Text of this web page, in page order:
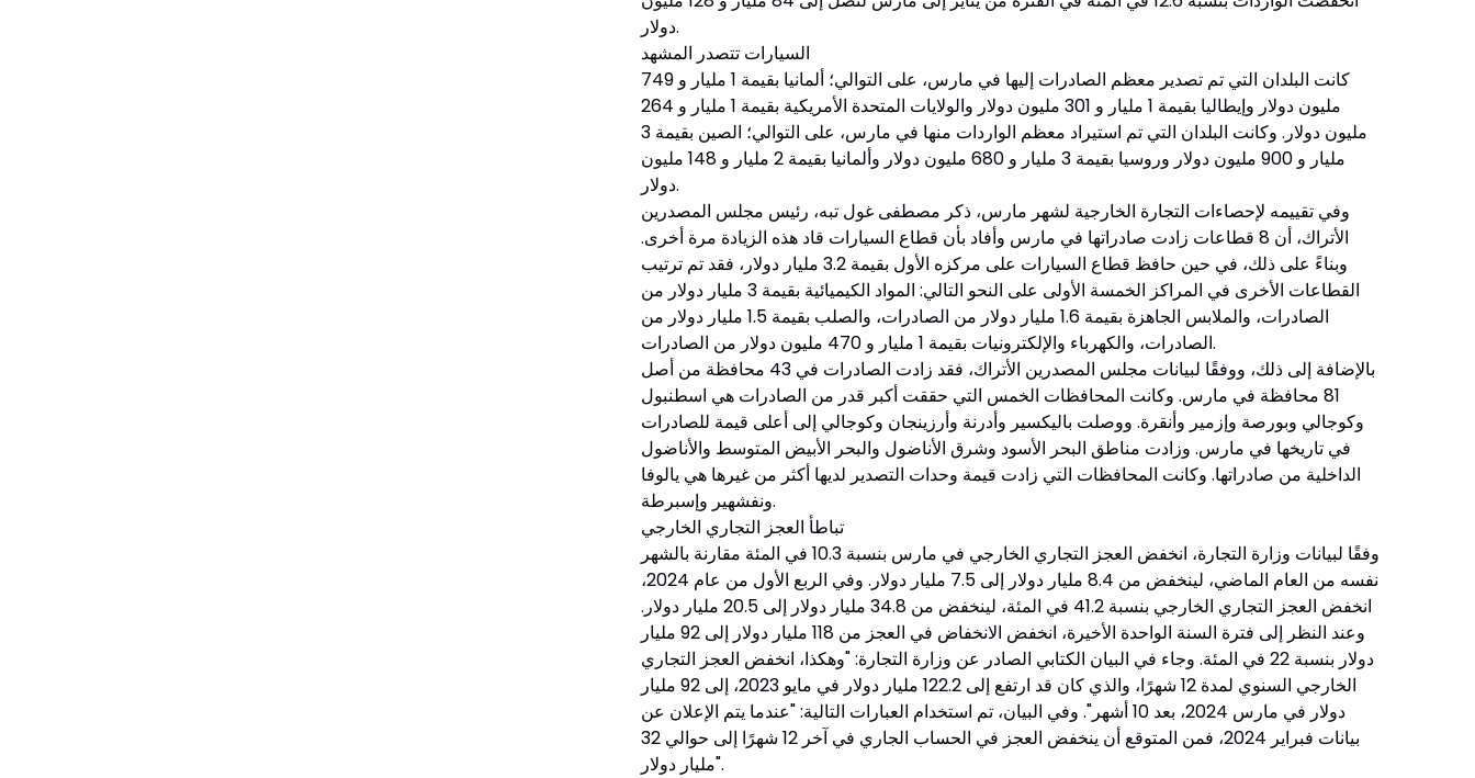
دولار.
السيارات تتصدر المشهد
كانت البلدان التي تم تصدير معظم الصادرات إليها في مارس، على التوالي؛ ألمانيا بقيمة 1 مليار و 749
مليون دولار وإيطاليا بقيمة 1 مليار و 301 مليون دولار والولايات المتحدة الأمريكية بقيمة 1 مليار و 264
مليون دولار. وكانت البلدان التي تم استيراد معظم الواردات منها في مارس، على التوالي؛ الصين بقيمة 3
مليار و 900 مليون دولار وروسيا بقيمة 3 مليار و 680 مليون دولار وألمانيا بقيمة 2 مليار و 148 مليون
دولار.
وفي تقييمه لإحصاءات التجارة الخارجية لشهر مارس، ذكر مصطفى غول تبه، رئيس مجلس المصدرين
الأتراك، أن 8 قطاعات زادت صادراتها في مارس وأفاد بأن قطاع السيارات قاد هذه الزيادة مرة أخرى.
وبناءً على ذلك، في حين حافظ قطاع السيارات على مركزه الأول بقيمة 3.2 مليار دولار، فقد تم ترتيب
القطاعات الأخرى في المراكز الخمسة الأولى على النحو التالي: المواد الكيميائية بقيمة 3 مليار دولار من
الصادرات، والملابس الجاهزة بقيمة 1.6 مليار دولار من الصادرات، والصلب بقيمة 1.5 مليار دولار من
الصادرات، والكهرباء والإلكترونيات بقيمة 1 مليار و 470 مليون دولار من الصادرات.
بالإضافة إلى ذلك، ووفقًا لبيانات مجلس المصدرين الأتراك، فقد زادت الصادرات في 43 محافظة من أصل
81 محافظة في مارس. وكانت المحافظات الخمس التي حققت أكبر قدر من الصادرات هي اسطنبول
وكوجالي وبورصة وإزمير وأنقرة. ووصلت باليكسير وأدرنة وأرزينجان وكوجالي إلى أعلى قيمة للصادرات
في تاريخها في مارس. وزادت مناطق البحر الأسود وشرق الأناضول والبحر الأبيض المتوسط والأناضول
الداخلية من صادراتها. وكانت المحافظات التي زادت قيمة وحدات التصدير لديها أكثر من غيرها هي يالوفا
ونفشهير وإسبرطة.
تباطأ العجز التجاري الخارجي
وفقًا لبيانات وزارة التجارة، انخفض العجز التجاري الخارجي في مارس بنسبة 10.3 في المئة مقارنة بالشهر
نفسه من العام الماضي، لينخفض من 8.4 مليار دولار إلى 7.5 مليار دولار. وفي الربع الأول من عام 2024،
انخفض العجز التجاري الخارجي بنسبة 41.2 في المئة، لينخفض من 34.8 مليار دولار إلى 20.5 مليار دولار.
وعند النظر إلى فترة السنة الواحدة الأخيرة، انخفض الانخفاض في العجز من 118 مليار دولار إلى 92 مليار
دولار بنسبة 22 في المئة. وجاء في البيان الكتابي الصادر عن وزارة التجارة: "وهكذا، انخفض العجز التجاري
الخارجي السنوي لمدة 12 شهرًا، والذي كان قد ارتفع إلى 122.2 مليار دولار في مايو 2023، إلى 92 مليار
دولار في مارس 2024، بعد 10 أشهر". وفي البيان، تم استخدام العبارات التالية: "عندما يتم الإعلان عن
بيانات فبراير 2024، فمن المتوقع أن ينخفض العجز في الحساب الجاري في آخر 12 شهرًا إلى حوالي 32
مليار دولار".